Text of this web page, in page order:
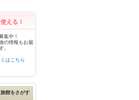
える！
集中！
の情報もお届
。
はこちら
館をさがす